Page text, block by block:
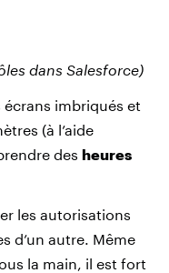
dans Salesforce)
imbriqués et
(à l’aide
des heures
les autorisations
d’un autre. Même
la main, il est fort